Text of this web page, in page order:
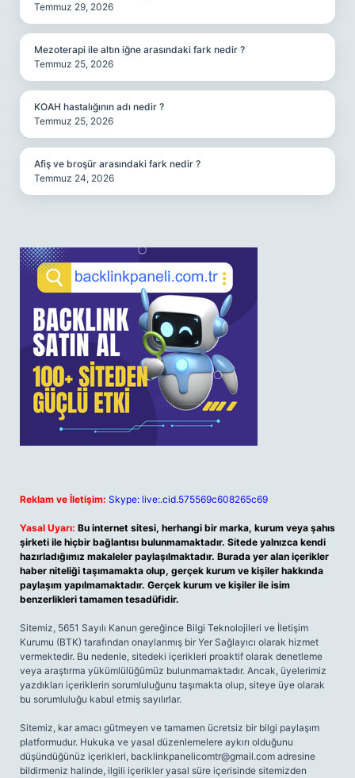
Temmuz 29, 2026
Mezoterapi ile altın iğne arasındaki fark nedir ?
Temmuz 25, 2026
KOAH hastalığının adı nedir ?
Temmuz 25, 2026
Afiş ve broşür arasındaki fark nedir ?
Temmuz 24, 2026
Reklam ve İletişim: Skype: live:.cid.575569c608265c69
Yasal Uyarı: Bu internet sitesi, herhangi bir marka, kurum veya şahıs
şirketi ile hiçbir bağlantısı bulunmamaktadır. Sitede yalnızca kendi
hazırladığımız makaleler paylaşılmaktadır. Burada yer alan içerikler
haber niteliği taşımamakta olup, gerçek kurum ve kişiler hakkında
paylaşım yapılmamaktadır. Gerçek kurum ve kişiler ile isim
benzerlikleri tamamen tesadüfidir.
Sitemiz, 5651 Sayılı Kanun gereğince Bilgi Teknolojileri ve İletişim
Kurumu (BTK) tarafından onaylanmış bir Yer Sağlayıcı olarak hizmet
vermektedir. Bu nedenle, sitedeki içerikleri proaktif olarak denetleme
veya araştırma yükümlülüğümüz bulunmamaktadır. Ancak, üyelerimiz
yazdıkları içeriklerin sorumluluğunu taşımakta olup, siteye üye olarak
bu sorumluluğu kabul etmiş sayılırlar.
Sitemiz, kar amacı gütmeyen ve tamamen ücretsiz bir bilgi paylaşım
platformudur. Hukuka ve yasal düzenlemelere aykırı olduğunu
düşündüğünüz içerikleri, backlinkpanelicomtr@gmail.com adresine
bildirmeniz halinde, ilgili içerikler yasal süre içerisinde sitemizden